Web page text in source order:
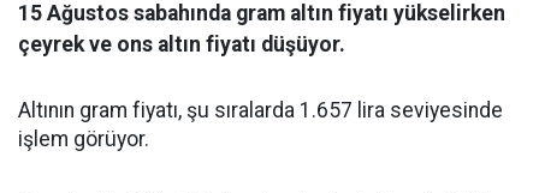
15 Ağustos sabahında gram altın fiyatı yükselirken
çeyrek ve ons altın fiyatı düşüyor.
Altının gram fiyatı, şu sıralarda 1.657 lira seviyesinde
işlem görüyor.